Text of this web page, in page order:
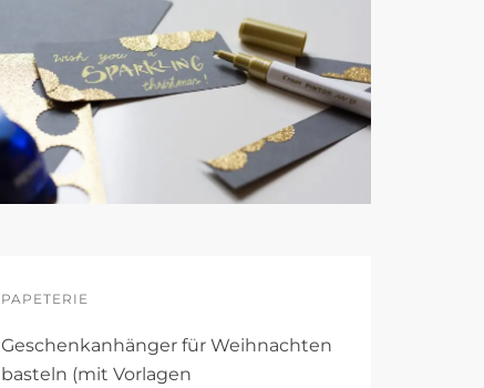
PAPETERIE
Geschenkanhänger für Weihnachten
basteln (mit Vorlagen